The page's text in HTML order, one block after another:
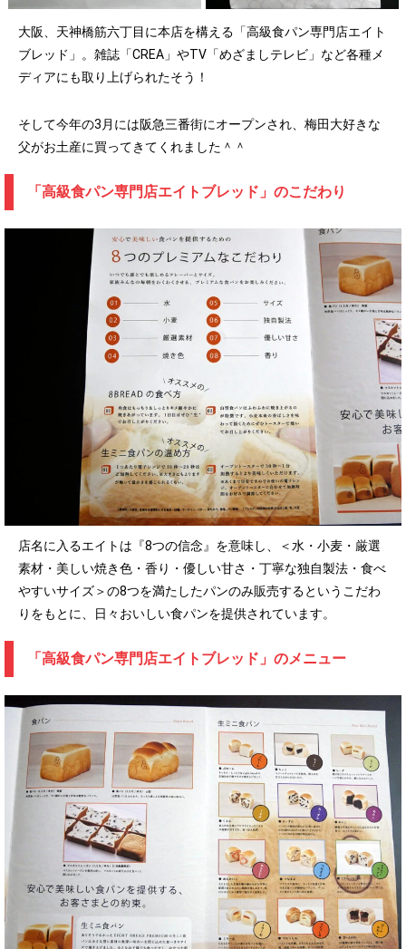
大阪、天神橋筋六丁目に本店を構える「高級食パン専門店エイト
ブレッド」。雑誌「CREA」やTV「めざましテレビ」など各種メ
ディアにも取り上げられたそう！
そして今年の3月には阪急三番街にオープンされ、梅田大好きな
父がお土産に買ってきてくれました＾＾
「高級食パン専門店エイトブレッド」のこだわり
店名に入るエイトは『8つの信念』を意味し、＜水・小麦・厳選
素材・美しい焼き色・香り・優しい甘さ・丁寧な独自製法・食べ
やすいサイズ＞の8つを満たしたパンのみ販売するというこだわ
りをもとに、日々おいしい食パンを提供されています。
「高級食パン専門店エイトブレッド」のメニュー